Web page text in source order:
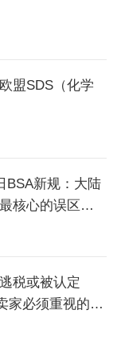
↑
盟SDS（化学
BSA新规：大陆
核心的误区与
税或被认定
家必须重视的合